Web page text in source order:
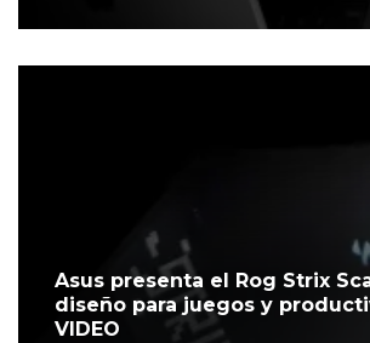
Asus presenta el Rog Strix
diseño para juegos y
VIDEO